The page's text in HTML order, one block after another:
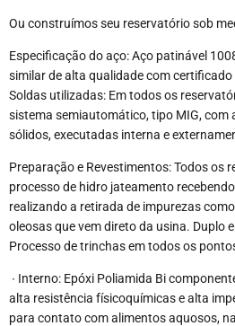
Ou construímos seu reservatório sob
Especificação do aço: Aço patinável
similar de alta qualidade com
Soldas utilizadas: Em todos os
sistema semiautomático, tipo MIG, com
sólidos, executadas interna e
Preparação e Revestimentos: Todos os
processo de hidro jateamento
realizando a retirada de impurezas
oleosas que vem direto da usina. Duplo
Processo de trinchas em todos os
∙ Interno: Epóxi Poliamida Bi
alta resistência físicoquímicas e alta
para contato com alimentos aquosos,